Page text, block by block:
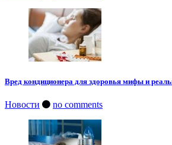
Вред кондиционера для здоровья мифы и
Новости no comments